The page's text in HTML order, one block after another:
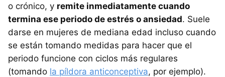
o crónico, y remite inmediatamente cuando
termina ese periodo de estrés o ansiedad. Suele
darse en mujeres de mediana edad incluso cuando
se están tomando medidas para hacer que el
periodo funcione con ciclos más regulares
(tomando la píldora anticonceptiva, por ejemplo).